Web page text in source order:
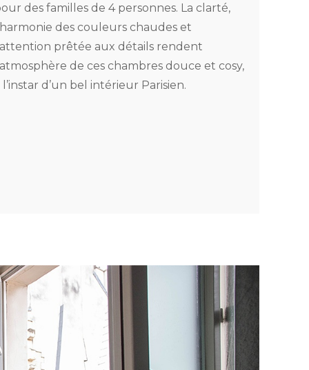
des familles de 4 personnes. La clarté,
des couleurs chaudes et
prêtée aux détails rendent
de ces chambres douce et cosy,
l’instar d’un bel intérieur Parisien.